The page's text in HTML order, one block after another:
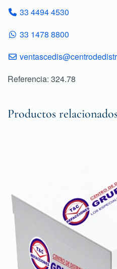
33 4494 4530
33 1478 8800
Referencia: 324.78
Productos relacionados